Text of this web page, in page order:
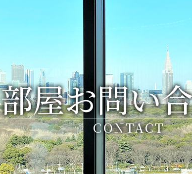
部屋お問い
CONTACT